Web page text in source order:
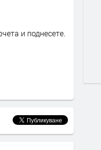
и поднесете.